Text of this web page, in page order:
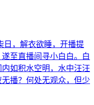
日，解衣欲睡，开播提
至直播间寻小白白。白
如积水空明，水中汪汪
播？何处无观众，但少